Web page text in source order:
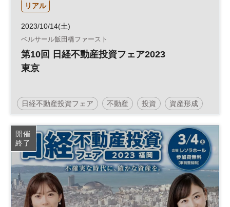
リアル
2023/10/14(土)
ベルサール飯田橋ファースト
第10回 日経不動産投資フェア2023
東京
日経不動産投資フェア 不動産 投資 資産形成
人生100年 人生100年時代 参加無料
土日祝開催
開催
終了